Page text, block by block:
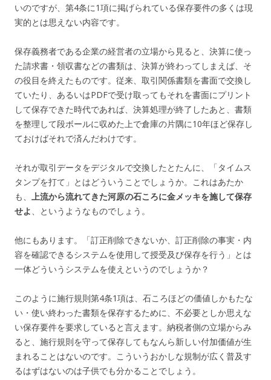
いのですが、第4条に1項に掲げられている保存要件の多くは現
実的とは思えない内容です。
保存義務者である企業の経営者の立場から見ると、決算に使っ
た請求書・領収書などの書類は、決算が終わってしまえば、そ
の役目を終えたものです。従来、取引関係書類を書面で交換し
ていたり、あるいはPDFで受け取ってもそれを書面にプリント
して保存できた時代であれば、決算処理が終了したあと、書類
を整理して段ボールに収めた上で倉庫の片隅に10年ほど保存し
ておけばそれで済んだわけです。
それが取引データをデジタルで交換したとたんに、「タイムス
タンプを打て」とはどういうことでしょうか。これはあたか
も、 上流から流れてきた河原の石ころに金メッキを施して保存
せよ、というようなものでしょう。
他にもあります。「訂正削除できないか、訂正削除の事実・内
容を確認できるシステムを使用して授受及び保存を行う」とは
一体どういうシステムを使えというのでしょうか？
このように施行規則第4条1項は、石ころほどの価値しかもたな
い・使い終わった書類を保存するために、不必要としか思えな
い保存要件を要求していると言えます。納税者側の立場からみ
ると、施行規則を守って保存してもなんら新しい付加価値が生
まれることはないのです。こういうおかしな規制が広く普及す
るはずはないのは子供でも分かることでしょう。